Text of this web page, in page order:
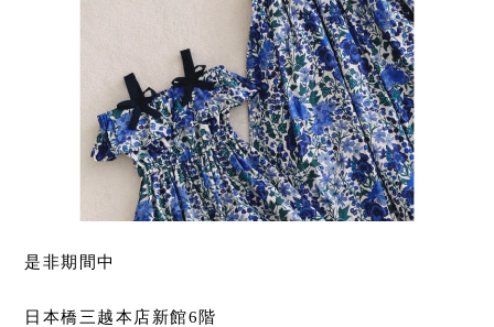
是非期間中
日本橋三越本店新館6階